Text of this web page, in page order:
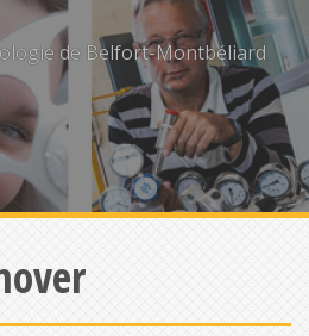
de Belfort-Montbéliard